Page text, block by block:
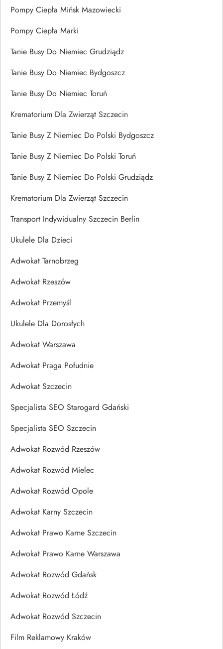
Pompy Ciepła Mińsk Mazowiecki
Pompy Ciepła Marki
Tanie Busy Do Niemiec Grudziądz
Tanie Busy Do Niemiec Bydgoszcz
Tanie Busy Do Niemiec Toruń
Krematorium Dla Zwierząt Szczecin
Tanie Busy Z Niemiec Do Polski Bydgoszcz
Tanie Busy Z Niemiec Do Polski Toruń
Tanie Busy Z Niemiec Do Polski Grudziądz
Krematorium Dla Zwierząt Szczecin
Transport Indywidualny Szczecin Berlin
Ukulele Dla Dzieci
Adwokat Tarnobrzeg
Adwokat Rzeszów
Adwokat Przemyśl
Ukulele Dla Dorosłych
Adwokat Warszawa
Adwokat Praga Południe
Adwokat Szczecin
Specjalista SEO Starogard Gdański
Specjalista SEO Szczecin
Adwokat Rozwód Rzeszów
Adwokat Rozwód Mielec
Adwokat Rozwód Opole
Adwokat Karny Szczecin
Adwokat Prawo Karne Szczecin
Adwokat Prawo Karne Warszawa
Adwokat Rozwód Gdańsk
Adwokat Rozwód Łódź
Adwokat Rozwód Szczecin
Film Reklamowy Kraków